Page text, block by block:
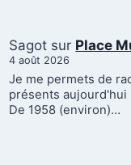
Sagot sur Place
4 août 2026
Je me permets de
présents aujourd'hui
De 1958 (environ)…